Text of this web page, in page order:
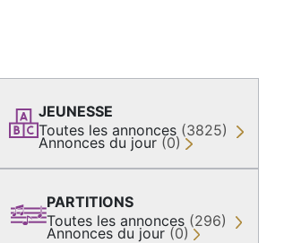
JEUNESSE
Toutes les annonces (3825)
Annonces du jour (0)
PARTITIONS
Toutes les annonces (296)
Annonces du jour (0)